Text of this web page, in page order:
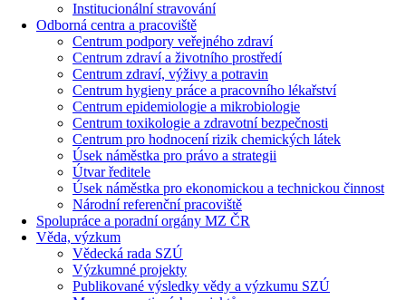
Institucionální stravování
Odborná centra a pracoviště
Centrum podpory veřejného zdraví
Centrum zdraví a životního prostředí
Centrum zdraví, výživy a potravin
Centrum hygieny práce a pracovního lékařství
Centrum epidemiologie a mikrobiologie
Centrum toxikologie a zdravotní bezpečnosti
Centrum pro hodnocení rizik chemických látek
Úsek náměstka pro právo a strategii
Útvar ředitele
Úsek náměstka pro ekonomickou a technickou činnost
Národní referenční pracoviště
Spolupráce a poradní orgány MZ ČR
Věda, výzkum
Vědecká rada SZÚ
Výzkumné projekty
Publikované výsledky vědy a výzkumu SZÚ